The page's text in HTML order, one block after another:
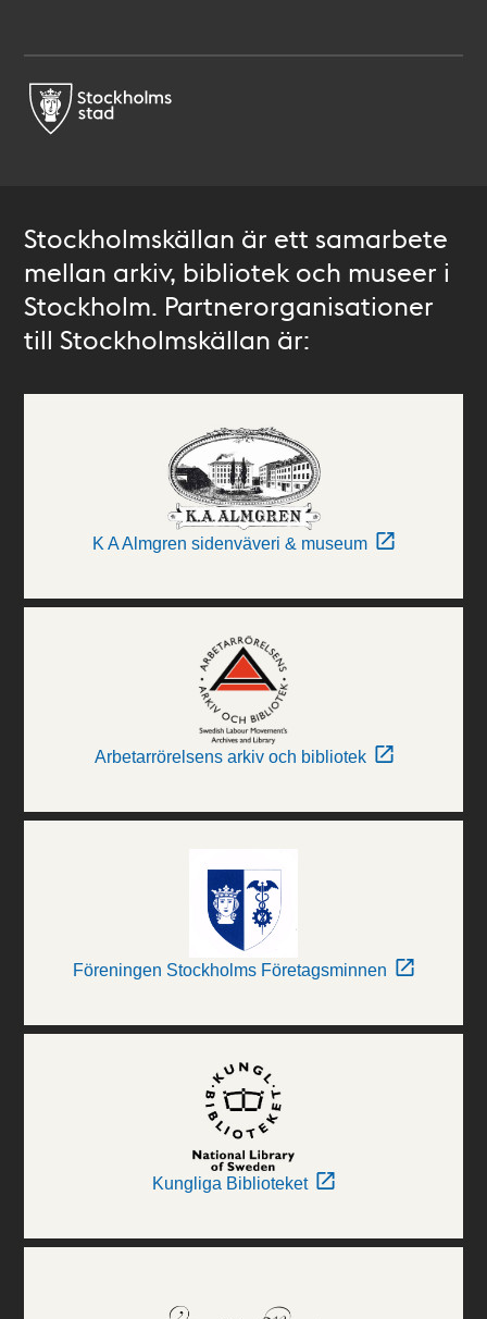
Stockholmskällan är ett samarbete
mellan arkiv, bibliotek och museer i
Stockholm. Partnerorganisationer
till Stockholmskällan är:
K A Almgren sidenväveri & museum
Arbetarrörelsens arkiv och bibliotek
Föreningen Stockholms Företagsminnen
Kungliga Biblioteket